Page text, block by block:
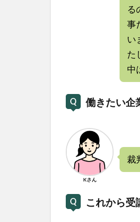
る
事
い
た
中
働きたい企
Kさん
裁
これから受